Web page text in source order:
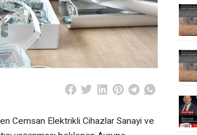
Cemsan Elektrikli Cihazlar Sanayi ve